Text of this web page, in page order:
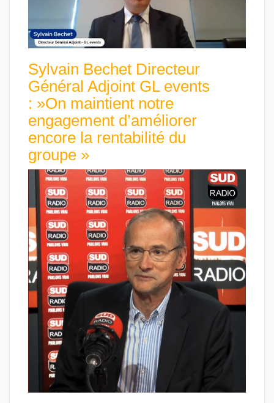
Sylvain Bechet Directeur
Général Adjoint GL events
: »On maintient notre
engagement d’améliorer
encore la rentabilité du
groupe »